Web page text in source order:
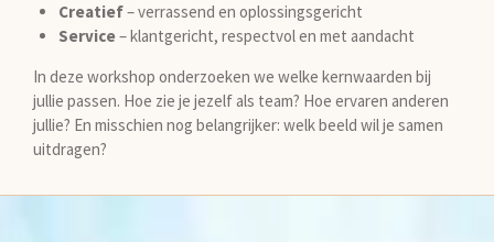
Creatief– verrassend en oplossingsgericht
Service– klantgericht, respectvol en met aandacht
In deze workshop onderzoeken we welke kernwaarden bij
jullie passen. Hoe zie je jezelf als team? Hoe ervaren anderen
jullie? En misschien nog belangrijker: welk beeld wil je samen
uitdragen?